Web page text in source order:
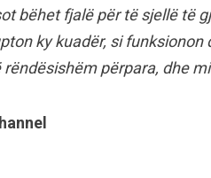
bëhet fjalë për të sjellë të
ky kuadër, si
rëndësishëm përpara, dhe